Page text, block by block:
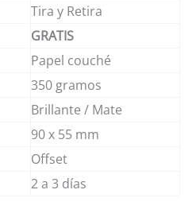
Tira y Retira
GRATIS
Papel couché
350 gramos
Brillante / Mate
90 x 55 mm
Offset
2 a 3 días